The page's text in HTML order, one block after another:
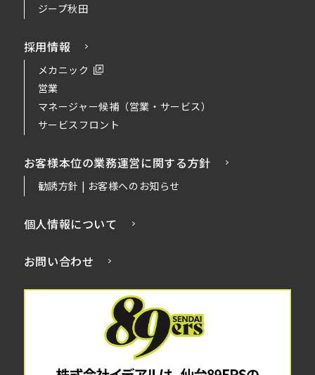
ジープ秋田
採用情報
メカニック
営業
マネージャー候補（営業・サービス）
サービスフロント
お客様本位の業務運営に関する方針
勧誘方針 | お客様へのお知らせ
個人情報について
お問い合わせ